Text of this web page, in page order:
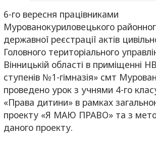
6-го вересня працівниками
Мурованокуриловецького
державної реєстрації актів
Головного територіального
Вінницькій області в приміщенні
ступенів №1-гімназія» смт
проведено урок з учнями 4-го
«Права дитини» в рамках
проекту «Я МАЮ ПРАВО» та з
даного проекту.